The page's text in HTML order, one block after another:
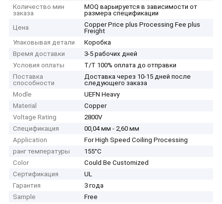
Количество мин
заказа
MOQ варьируется в зависимости от
размера спецификации
Цена
Copper Price plus Processing Fee plus
Freight
Упаковывая детали
Коробка
Время доставки
3-5 рабочих дней
Условия оплаты
T/T 100% оплата до отправки
Поставка
способности
Доставка через 10-15 дней после
следующего заказа
Modle
UEFN Heavy
Material
Copper
Voltage Rating
2800V
Спецификация
00,04 мм - 2,60 мм
Application
For High Speed Coiling Processing
ранг температуры
155°C
Color
Could Be Customized
Сертификация
UL
Гарантия
3 года
Sample
Free